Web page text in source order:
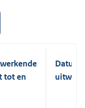
tot en
Datum